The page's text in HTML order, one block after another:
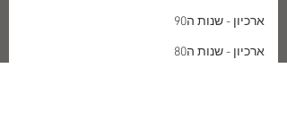
ארכיון - שנות ה90
ארכיון - שנות ה80